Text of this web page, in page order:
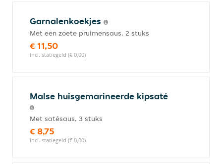
Garnalenkoekjes
Met een zoete pruimensaus, 2 stuks
€ 11,50
incl. statiegeld (€ 0,00)
Malse huisgemarineerde kipsaté
Met satésaus, 3 stuks
€ 8,75
incl. statiegeld (€ 0,00)